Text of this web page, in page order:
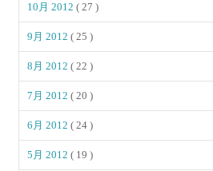
10月 2012( 27 )
9月 2012( 25 )
8月 2012( 22 )
7月 2012( 20 )
6月 2012( 24 )
5月 2012( 19 )